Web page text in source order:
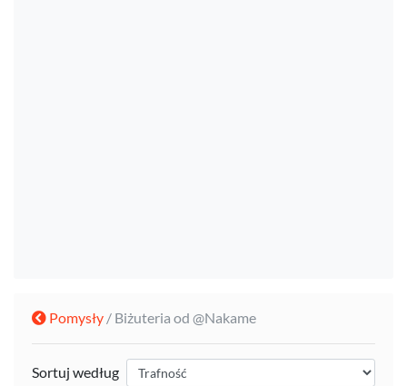
Pomysły / Biżuteria od @Nakame
Sortuj według